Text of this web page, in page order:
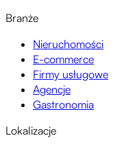
Branże
Nieruchomości
E-commerce
Firmy usługowe
Agencje
Gastronomia
Lokalizacje